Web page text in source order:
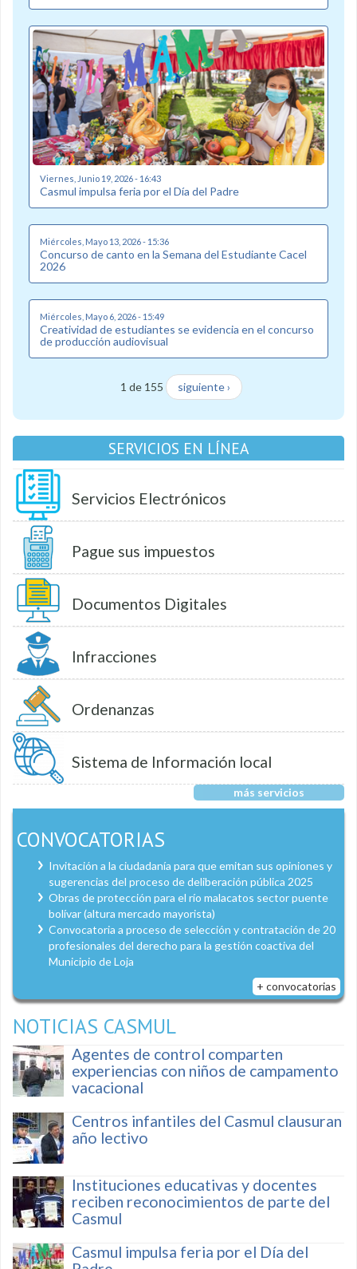
Viernes, Junio 19, 2026 - 16:43
Casmul impulsa feria por el Día del Padre
Miércoles, Mayo 13, 2026 - 15:36
Concurso de canto en la Semana del Estudiante Cacel
2026
Miércoles, Mayo 6, 2026 - 15:49
Creatividad de estudiantes se evidencia en el concurso
de producción audiovisual
1 de 155 siguiente ›
SERVICIOS EN LÍNEA
Servicios Electrónicos
Pague sus impuestos
Documentos Digitales
Infracciones
Ordenanzas
Sistema de Información local
más servicios
CONVOCATORIAS
Invitación a la ciudadanía para que emitan sus opiniones y
sugerencias del proceso de deliberación pública 2025
Obras de protección para el río malacatos sector puente
bolívar (altura mercado mayorista)
Convocatoria a proceso de selección y contratación de 20
profesionales del derecho para la gestión coactiva del
Municipio de Loja
+ convocatorias
NOTICIAS CASMUL
Agentes de control comparten
experiencias con niños de campamento
vacacional
Centros infantiles del Casmul clausuran
año lectivo
Instituciones educativas y docentes
reciben reconocimientos de parte del
Casmul
Casmul impulsa feria por el Día del